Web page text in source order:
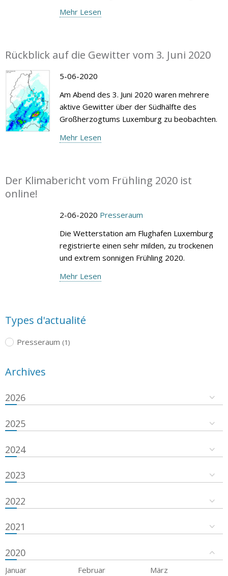
Mehr Lesen
Rückblick auf die Gewitter vom 3. Juni 2020
5-06-2020
Am Abend des 3. Juni 2020 waren mehrere
aktive Gewitter über der Südhälfte des
Großherzogtums Luxemburg zu beobachten.
Mehr Lesen
Der Klimabericht vom Frühling 2020 ist
online!
2-06-2020 Presseraum
Die Wetterstation am Flughafen Luxemburg
registrierte einen sehr milden, zu trockenen
und extrem sonnigen Frühling 2020.
Mehr Lesen
Types d'actualité
Presseraum (1)
Archives
2026
2025
2024
2023
2022
2021
2020
Januar Februar
März